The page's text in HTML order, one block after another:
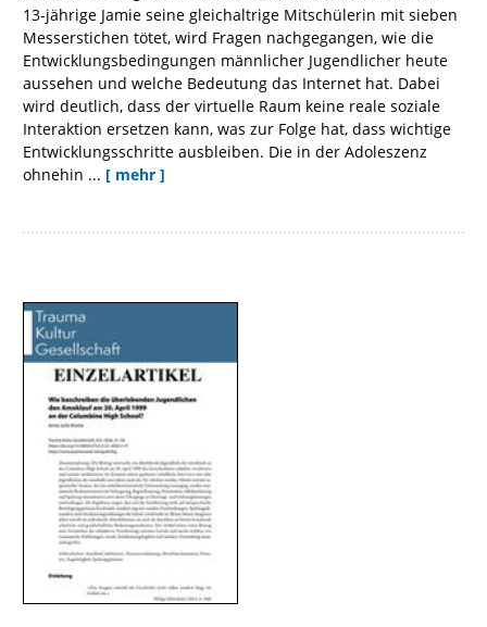
13-jährige Jamie seine gleichaltrige Mitschülerin mit sieben
Messerstichen tötet, wird Fragen nachgegangen, wie die
Entwicklungsbedingungen männlicher Jugendlicher heute
aussehen und welche Bedeutung das Internet hat. Dabei
wird deutlich, dass der virtuelle Raum keine reale soziale
Interaktion ersetzen kann, was zur Folge hat, dass wichtige
Entwicklungsschritte ausbleiben. Die in der Adoleszenz
ohnehin ... [ mehr ]